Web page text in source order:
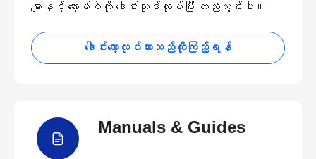
များနှင့် ဆော့ဖ်ဝဲကို ဒေါင်းလုဒ်လုပ်ပြီး ထည့်သွင်းပါ။
ဒေါင်းလော့လုပ်ထားသည်ကိုကြည့်ရန်
Manuals & Guides